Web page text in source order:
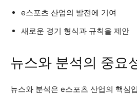
e스포츠 산업의 발전에 기여
새로운 경기 형식과 규칙을 제안
뉴스와 분석의 중요
뉴스와 분석은 e스포츠 산업의 핵심